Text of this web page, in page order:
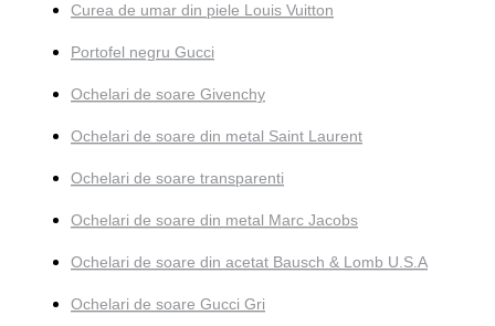
Curea de umar din piele Louis Vuitton
Portofel negru Gucci
Ochelari de soare Givenchy
Ochelari de soare din metal Saint Laurent
Ochelari de soare transparenti
Ochelari de soare din metal Marc Jacobs
Ochelari de soare din acetat Bausch & Lomb U.S.A
Ochelari de soare Gucci Gri